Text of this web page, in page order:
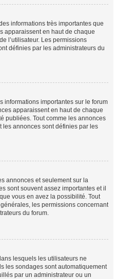
informations très importantes que
apparaissent en haut de chaque
l’utilisateur. Les permissions
définies par les administrateurs du
informations importantes sur le forum
apparaissent en haut de chaque
publiées. Tout comme les annonces
annonces sont définies par les
annonces et seulement sur la
sont souvent assez importantes et il
vous en avez la possibilité. Tout
les permissions concernant
du forum.
lesquels les utilisateurs ne
les sondages sont automatiquement
par un administrateur ou un